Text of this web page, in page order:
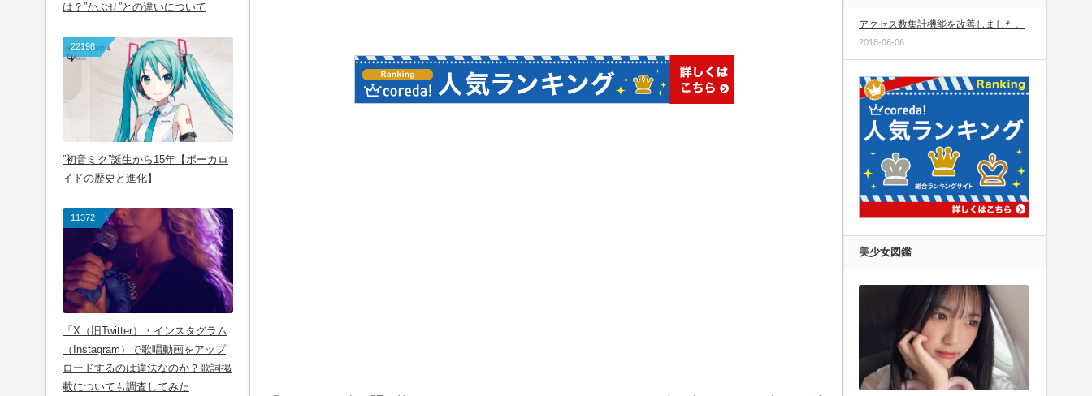
は？”かぶせ”との違いについて
22198
”初音ミク”誕生から15年【ボーカロ
イドの歴史と進化】
11372
「X（旧Twitter）・インスタグラム
（Instagram）で歌唱動画をアップ
ロードするのは違法なのか？歌詞掲
載についても調査してみた
アクセス数集計機能を改善しました。
2018-06-06
美少女図鑑